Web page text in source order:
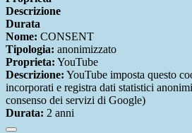
Descrizione
Durata
Nome: CONSENT
Tipologia: anonimizzato
Proprieta: YouTube
Descrizione: YouTube imposta questo
incorporati e registra dati statistici
consenso dei servizi di Google)
Durata: 2 anni